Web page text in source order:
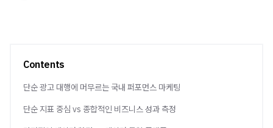
Contents
단순 광고 대행에 머무르는 국내 퍼포먼스 마케팅
단순 지표 중심 vs 종합적인 비즈니스 성과 측정